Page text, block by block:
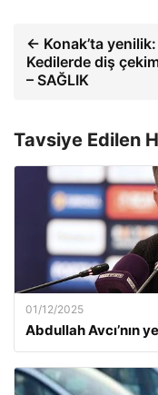
← Konak’ta yenilik:
Kedilerde diş
– SAĞLIK
Tavsiye Edilen
01/12/2025
Abdullah Avcı’nın